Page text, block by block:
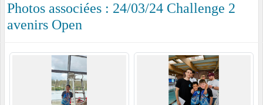
Photos associées : 24/03/24 Challenge 2
avenirs Open